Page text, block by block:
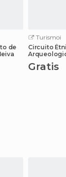
de
Turismoi
Circuito
Gratis